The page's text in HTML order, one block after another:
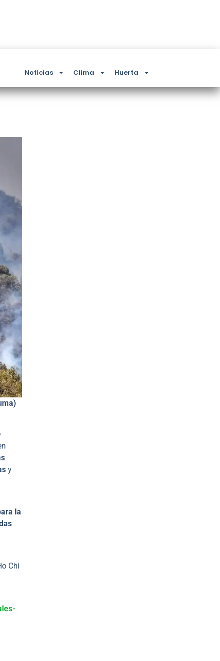
Noticias Clima Huerta
y
la
Chi